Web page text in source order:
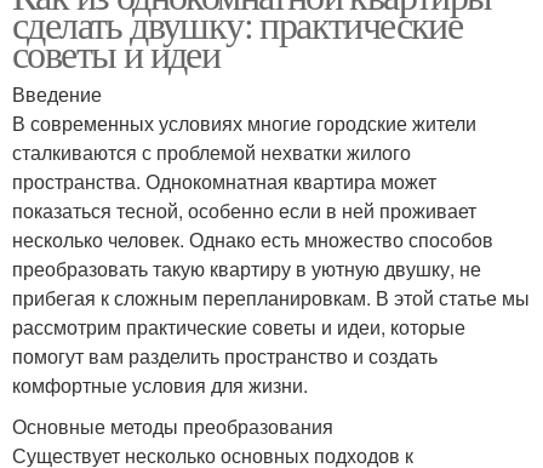
сделать двушку: практические
советы и идеи
Введение
В современных условиях многие городские жители
сталкиваются с проблемой нехватки жилого
пространства. Однокомнатная квартира может
показаться тесной, особенно если в ней проживает
несколько человек. Однако есть множество способов
преобразовать такую квартиру в уютную двушку, не
прибегая к сложным перепланировкам. В этой статье мы
рассмотрим практические советы и идеи, которые
помогут вам разделить пространство и создать
комфортные условия для жизни.
Основные методы преобразования
Существует несколько основных подходов к